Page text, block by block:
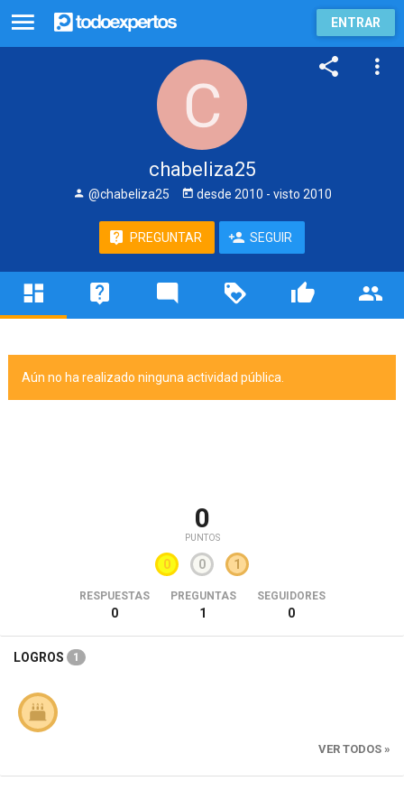
ENTRAR
chabeliza25
@chabeliza25 desde 2010 - visto 2010
PREGUNTAR SEGUIR
Aún no ha realizado ninguna actividad pública.
0
PUNTOS
0 0 1
RESPUESTAS
0
PREGUNTAS
1
SEGUIDORES
0
LOGROS 1
VER TODOS »